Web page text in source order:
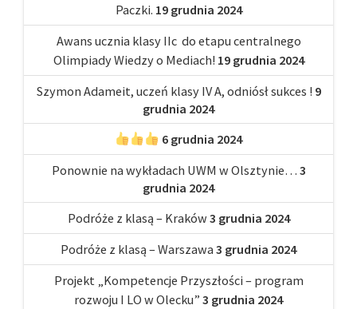
Paczki. 19 grudnia 2024
Awans ucznia klasy IIc do etapu centralnego
Olimpiady Wiedzy o Mediach! 19 grudnia 2024
Szymon Adameit, uczeń klasy IV A, odniósł sukces ! 9
grudnia 2024
6 grudnia 2024
Ponownie na wykładach UWM w Olsztynie… 3
grudnia 2024
Podróże z klasą – Kraków 3 grudnia 2024
Podróże z klasą – Warszawa 3 grudnia 2024
Projekt „Kompetencje Przyszłości – program
rozwoju I LO w Olecku” 3 grudnia 2024